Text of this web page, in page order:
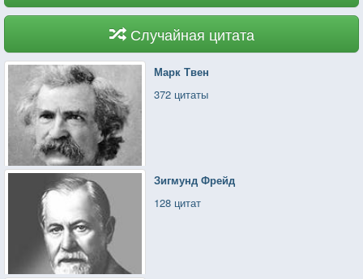
Случайная цитата
Марк Твен
372 цитаты
Зигмунд Фрейд
128 цитат